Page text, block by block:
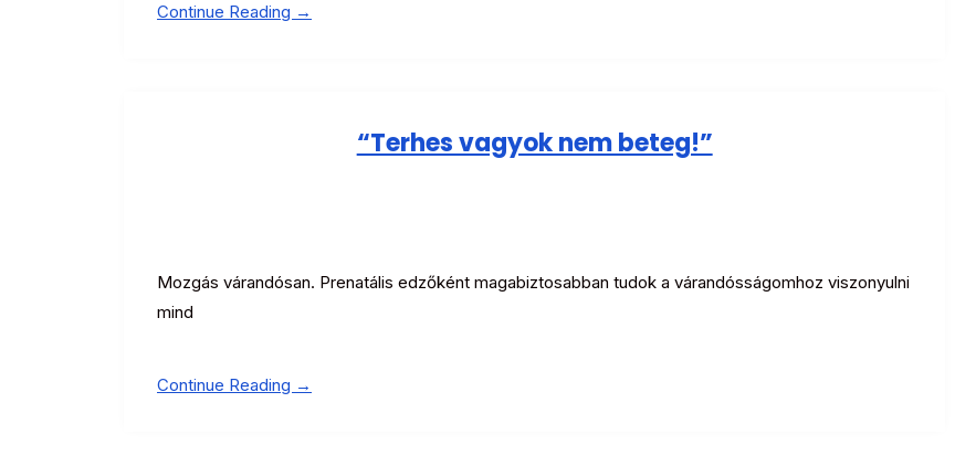
Continue Reading →
“Terhes vagyok nem beteg!”
Mozgás várandósan. Prenatális edzőként magabiztosabban tudok a várandósságomhoz viszonyulni
mind
Continue Reading →